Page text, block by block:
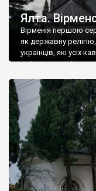
Ялта.
Вірменія першою
як державну
українців, які усіх
є відданими